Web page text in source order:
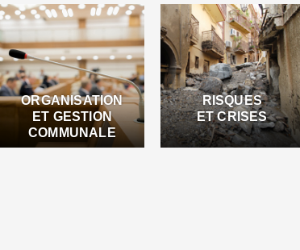
ORGANISATION
ET GESTION
COMMUNALE
RISQUES
ET CRISES